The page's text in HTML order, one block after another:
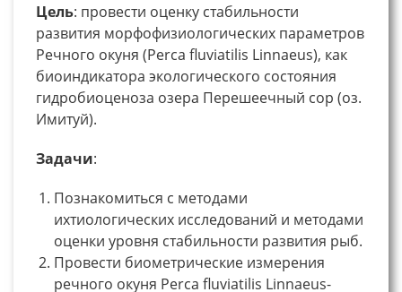
Цель: провести оценку стабильности
развития морфофизиологических параметров
Речного окуня (Perca fluviatilis Linnaeus), как
биоиндикатора экологического состояния
гидробиоценоза озера Перешеечный сор (оз.
Имитуй).
Задачи:
Познакомиться с методами
ихтиологических исследований и методами
оценки уровня стабильности развития рыб.
Провести биометрические измерения
речного окуня Perca fluviatilis Linnaeus-